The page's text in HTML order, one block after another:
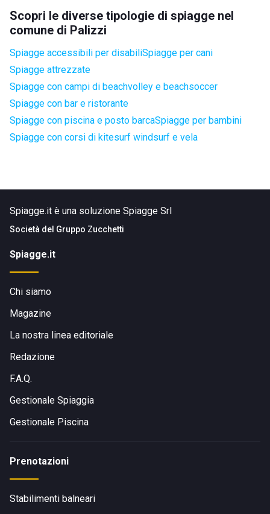
Scopri le diverse tipologie di spiagge nel
comune di Palizzi
Spiagge accessibili per disabiliSpiagge per cani
Spiagge attrezzate
Spiagge con campi di beachvolley e beachsoccer
Spiagge con bar e ristorante
Spiagge con piscina e posto barcaSpiagge per bambini
Spiagge con corsi di kitesurf windsurf e vela
Spiagge.it è una soluzione Spiagge Srl
Società del Gruppo Zucchetti
Spiagge.it
Chi siamo
Magazine
La nostra linea editoriale
Redazione
F.A.Q.
Gestionale Spiaggia
Gestionale Piscina
Prenotazioni
Stabilimenti balneari